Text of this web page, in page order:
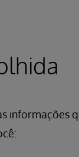
informações